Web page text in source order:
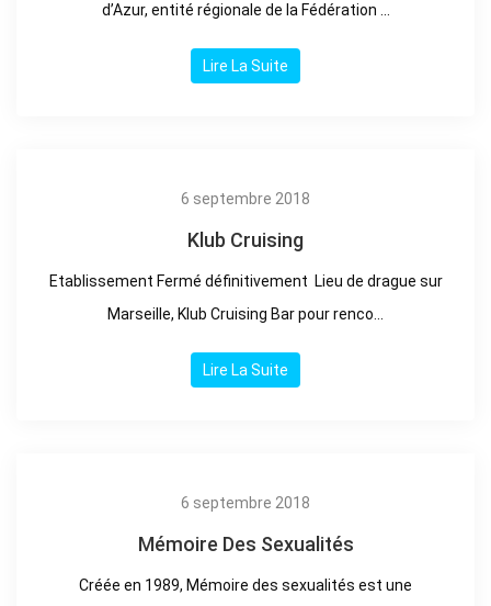
d’Azur, entité régionale de la Fédération ...
Lire La Suite
6 septembre 2018
Klub Cruising
Etablissement Fermé définitivement Lieu de drague sur
Marseille, Klub Cruising Bar pour renco...
Lire La Suite
6 septembre 2018
Mémoire Des Sexualités
Créée en 1989, Mémoire des sexualités est une